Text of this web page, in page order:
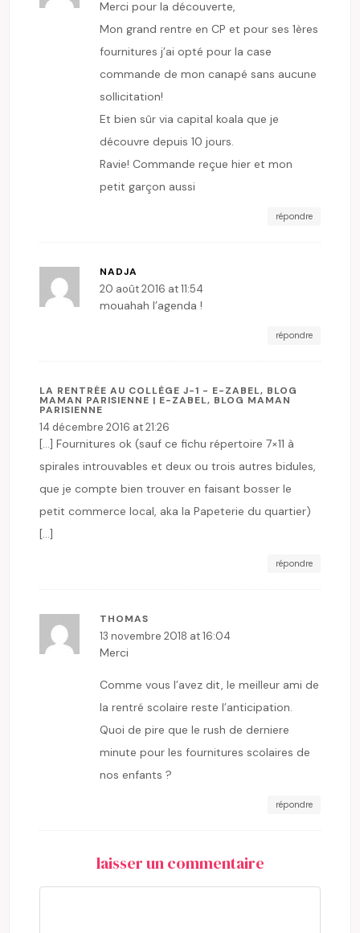
Merci pour la découverte,
Mon grand rentre en CP et pour ses 1ères
fournitures j’ai opté pour la case
commande de mon canapé sans aucune
sollicitation!
Et bien sûr via capital koala que je
découvre depuis 10 jours.
Ravie! Commande reçue hier et mon
petit garçon aussi
répondre
NADJA
20 août 2016 at 11:54
mouahah l’agenda !
répondre
LA RENTRÉE AU COLLÈGE J-1 - E-ZABEL, BLOG
MAMAN PARISIENNE | E-ZABEL, BLOG MAMAN
PARISIENNE
14 décembre 2016 at 21:26
[…] Fournitures ok (sauf ce fichu répertoire 7×11 à
spirales introuvables et deux ou trois autres bidules,
que je compte bien trouver en faisant bosser le
petit commerce local, aka la Papeterie du quartier)
[…]
répondre
THOMAS
13 novembre 2018 at 16:04
Merci
Comme vous l’avez dit, le meilleur ami de
la rentré scolaire reste l’anticipation.
Quoi de pire que le rush de derniere
minute pour les fournitures scolaires de
nos enfants ?
répondre
laisser un commentaire